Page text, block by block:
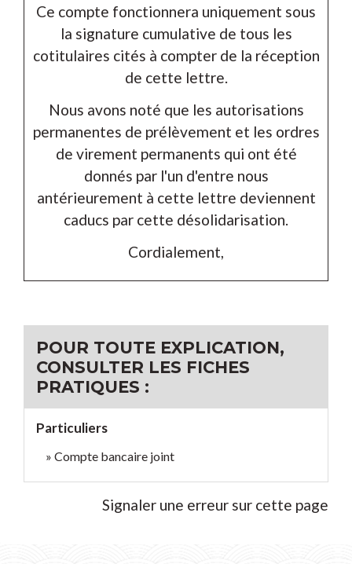
Ce compte fonctionnera uniquement sous
la signature cumulative de tous les
cotitulaires cités à compter de la réception
de cette lettre.
Nous avons noté que les autorisations
permanentes de prélèvement et les ordres
de virement permanents qui ont été
donnés par l'un d'entre nous
antérieurement à cette lettre deviennent
caducs par cette désolidarisation.
Cordialement,
POUR TOUTE EXPLICATION,
CONSULTER LES FICHES
PRATIQUES :
Particuliers
Compte bancaire joint
Signaler une erreur sur cette page